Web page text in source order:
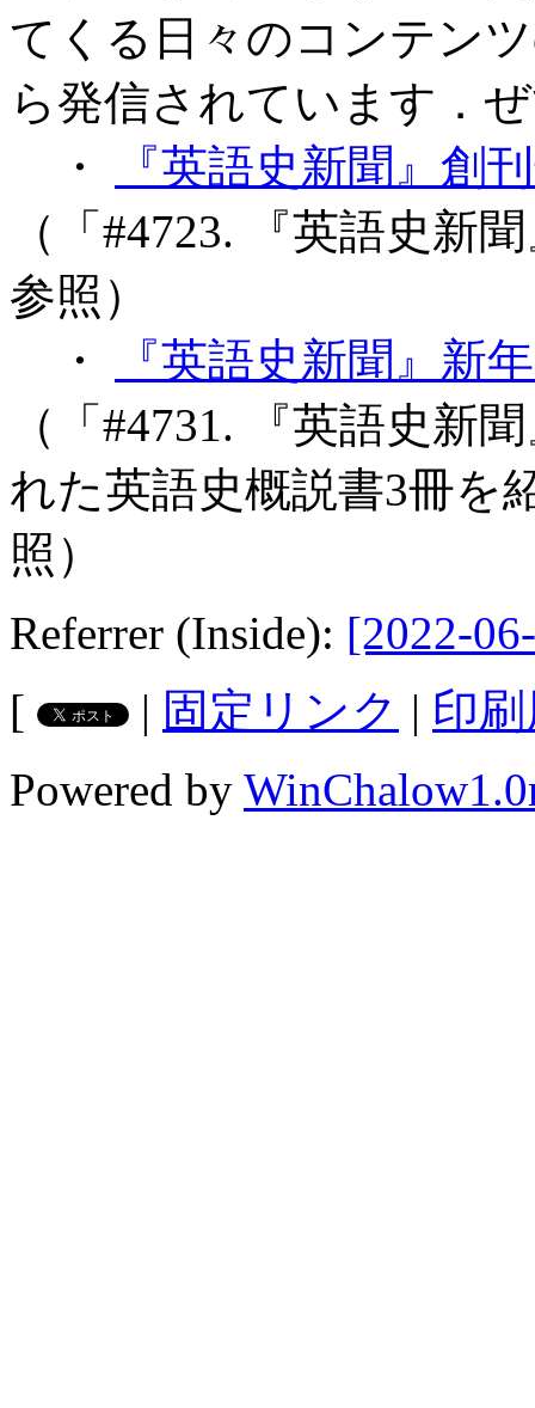
てくる日々のコンテン
ら発信されています．
・
『英語史新聞』創
（「#4723. 『英語史新
参照）
・
『英語史新聞』新
（「#4731. 『英語史新
れた英語史概説書3冊を
照）
Referrer (Inside): [2022-
[
| 固定リンク | 印
Powered by